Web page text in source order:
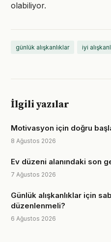
olabiliyor.
günlük alışkanlıklar iyi
İlgili yazılar
Motivasyon için doğru
8 Ağustos 2026
Ev düzeni alanındaki son
7 Ağustos 2026
Günlük alışkanlıklar için
düzenlenmeli?
6 Ağustos 2026